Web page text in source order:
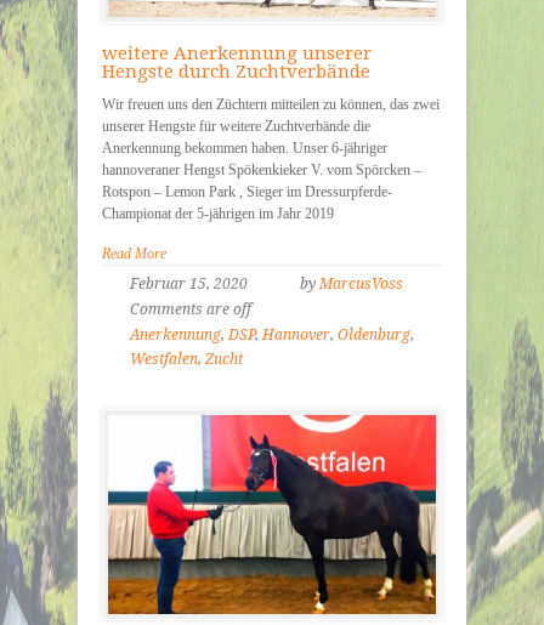
weitere Anerkennung unserer
Hengste durch Zuchtverbände
Wir freuen uns den Züchtern mitteilen zu können, das zwei
unserer Hengste für weitere Zuchtverbände die
Anerkennung bekommen haben. Unser 6-jähriger
hannoveraner Hengst Spökenkieker V. vom Spörcken –
Rotspon – Lemon Park , Sieger im Dressurpferde-
Championat der 5-jährigen im Jahr 2019
Read More
Februar 15, 2020
by MarcusVoss
Comments are off
Anerkennung, DSP, Hannover, Oldenburg,
Westfalen, Zucht